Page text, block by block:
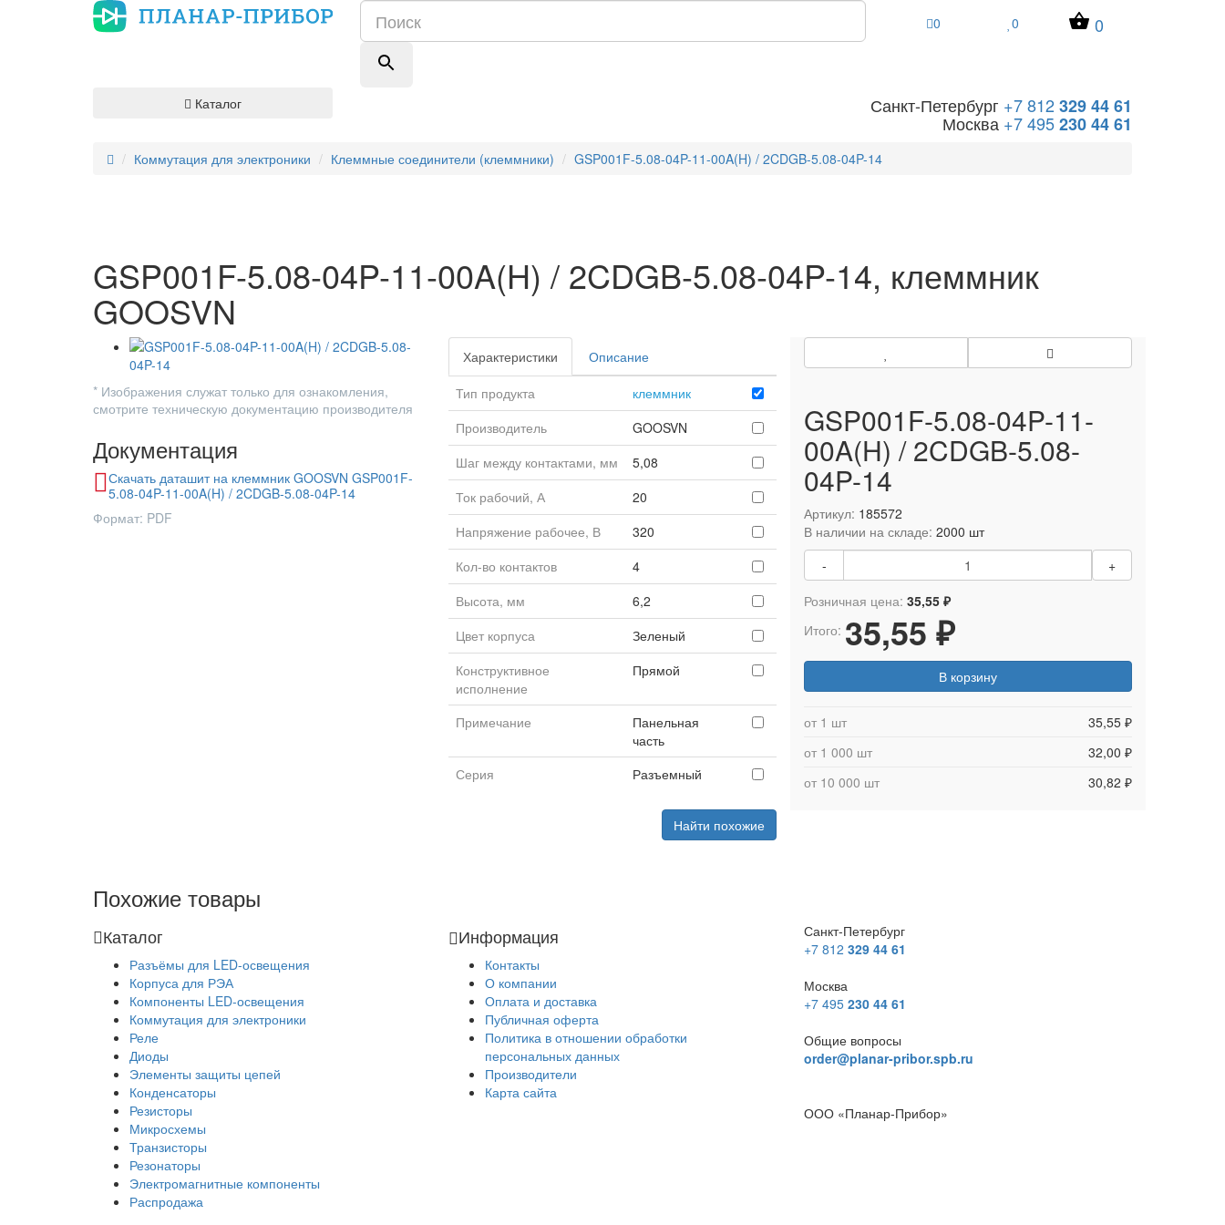
0 0 0
Каталог Санкт-Петербург +7 812329 44 61
Москва +7 495230 44 61
Коммутация для электроники Клеммные соединители (клеммники) GSP001F-5.08-04P-11-00A(H) / 2CDGB-5.08-04P-14
GSP001F-5.08-04P-11-00A(H) / 2CDGB-5.08-04P-14, клеммник
GOOSVN
* Изображения служат только для ознакомления,
смотрите техническую документацию производителя
Документация
Скачать даташит на клеммник GOOSVN GSP001F-
5.08-04P-11-00A(H) / 2CDGB-5.08-04P-14
Формат: PDF
Характеристики
Описание
Тип продукта
клеммник
Производитель
GOOSVN
Шаг между контактами, мм
5,08
Ток рабочий, А
20
Напряжение рабочее, В
320
Кол-во контактов
4
Высота, мм
6,2
Цвет корпуса
Зеленый
Конструктивное
исполнение
Прямой
Примечание
Панельная
часть
Серия
Разъемный
Найти похожие
GSP001F-5.08-04P-11-
00A(H) / 2CDGB-5.08-
04P-14
Артикул: 185572
В наличии на складе: 2000 шт
-
+
Розничная цена: 35,55 ₽
Итого: 35,55 ₽
В корзину
от 1 шт
35,55 ₽
от 1 000 шт
32,00 ₽
от 10 000 шт
30,82 ₽
Похожие товары
Каталог
Разъёмы для LED-освещения
Корпуса для РЭА
Компоненты LED-освещения
Коммутация для электроники
Реле
Диоды
Элементы защиты цепей
Конденсаторы
Резисторы
Микросхемы
Транзисторы
Резонаторы
Электромагнитные компоненты
Распродажа
Информация
Контакты
О компании
Оплата и доставка
Публичная оферта
Политика в отношении обработки
персональных данных
Производители
Карта сайта
Санкт-Петербург
+7 812 329 44 61
Москва
+7 495 230 44 61
Общие вопросы
order@planar-pribor.spb.ru
ООО «Планар-Прибор»